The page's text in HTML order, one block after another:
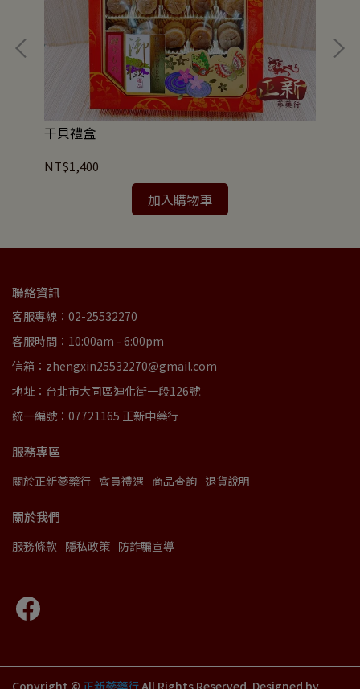
干貝禮盒
NT$1,400
加入購物車
聯絡資訊
客服專線：02-25532270
客服時間：10:00am - 6:00pm
信箱：zhengxin25532270@gmail.com
地址：台北市大同區迪化街一段126號
統一編號：07721165 正新中藥行
服務專區
關於正新蔘藥行 會員禮遇 商品查詢 退貨說明
關於我們
服務條款 隱私政策 防詐騙宣導